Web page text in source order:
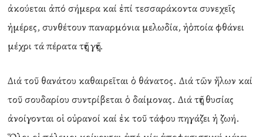
ἀκούεται ἀπό σήμερα καί ἐπί τεσσαράκοντα συνεχεῖς
ἡμέρες, συνθέτουν παναρμόνια μελωδία, ἡὁποία φθάνει
μέχρι τά πέρατα τῆς γῆς.
Διά τοῦ θανάτου καθαιρεῖται ὁ θάνατος. Διά τῶν ἥλων καί
τοῦ σουδαρίου συντρίβεται ὁ δαίμονας. Διά τῆς θυσίας
ἀνοίγονται οἱ οὐρανοί καί ἐκ τοῦ τάφου πηγάζει ἡ ζωή.